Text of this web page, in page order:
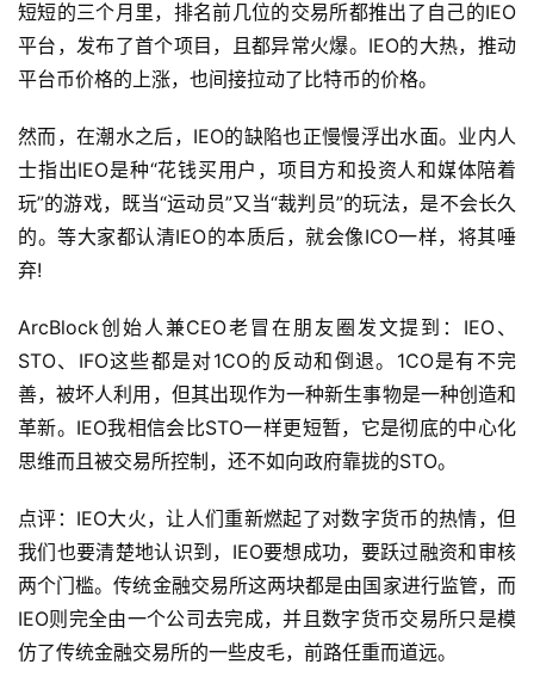
短短的三个月里，排名前几位的交易所都推出了自己的IEO
平台，发布了首个项目，且都异常火爆。IEO的大热，推动
平台币价格的上涨，也间接拉动了比特币的价格。
然而，在潮水之后，IEO的缺陷也正慢慢浮出水面。业内人
士指出IEO是种“花钱买用户，项目方和投资人和媒体陪着
玩”的游戏，既当“运动员”又当“裁判员”的玩法，是不会长久
的。等大家都认清IEO的本质后，就会像ICO一样，将其唾
弃!
ArcBlock创始人兼CEO老冒在朋友圈发文提到：IEO、
STO、IFO这些都是对1CO的反动和倒退。1CO是有不完
善，被坏人利用，但其出现作为一种新生事物是一种创造和
革新。IEO我相信会比STO一样更短暂，它是彻底的中心化
思维而且被交易所控制，还不如向政府靠拢的STO。
点评：IEO大火，让人们重新燃起了对数字货币的热情，但
我们也要清楚地认识到，IEO要想成功，要跃过融资和审核
两个门槛。传统金融交易所这两块都是由国家进行监管，而
IEO则完全由一个公司去完成，并且数字货币交易所只是模
仿了传统金融交易所的一些皮毛，前路任重而道远。